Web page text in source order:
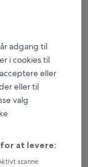
adgang til
i cookies til
eller
eller til
valg
at levere:
scanne